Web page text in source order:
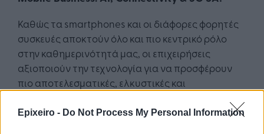
Epixeiro - Do Not Process My Personal Information
Καθώς τα smartphones και οι διάφορες φορητές
συσκευές αποκτούν όλο και πιο κεντρικό ρόλο
στην καθημερινότητά μας, οι επιχειρήσεις
αξιοποιούν την τεχνολογία για να προσφέρουν
πιο αποτελεσματικές, ελκυστικές και
τους, όπως πληρωμές μέσω κινητών και